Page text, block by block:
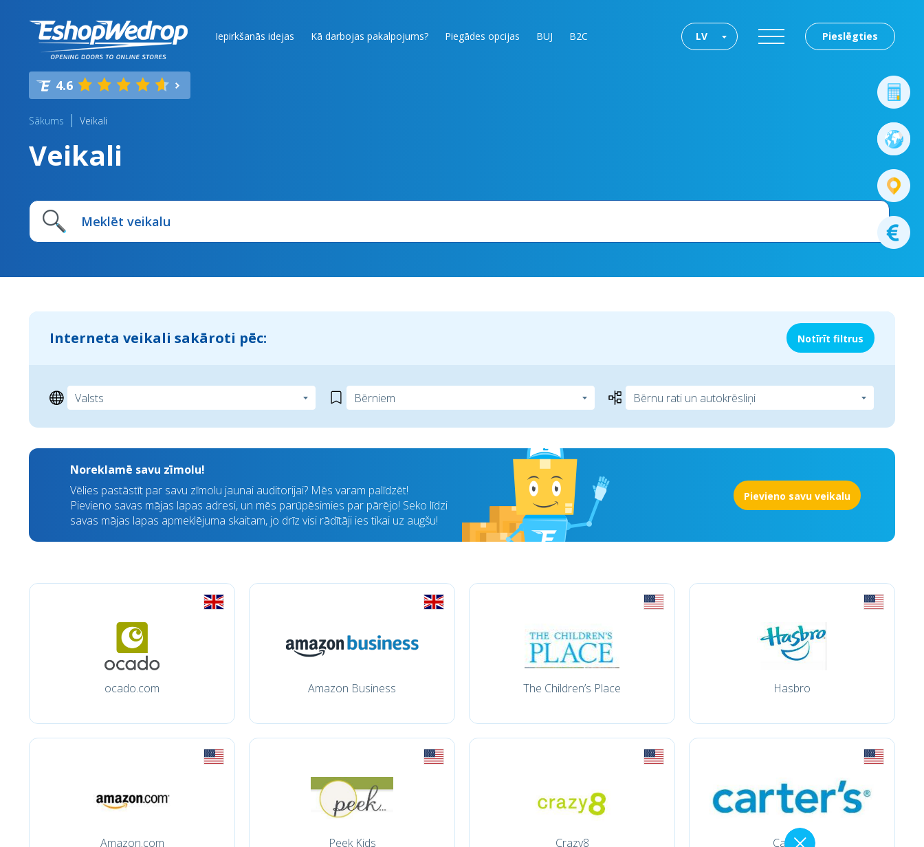
Iepirkšanās idejas Kā darbojas pakalpojums? Piegādes opcijas BUJ B2C Pieslēgties
LV
4.6
Sākums Veikali
Veikali
Interneta veikali sakāroti pēc: Notīrīt filtrus
Noreklamē savu zīmolu!
Vēlies pastāstīt par savu zīmolu jaunai auditorijai? Mēs varam palīdzēt!
Pievieno savas mājas lapas adresi, un mēs parūpēsimies par pārējo! Seko līdzi
savas mājas lapas apmeklējuma skaitam, jo drīz visi rādītāji ies tikai uz augšu!
Pievieno savu veikalu
ocado.com Amazon Business The Children’s Place Hasbro
Amazon.com Peek Kids Crazy8 Carter´s